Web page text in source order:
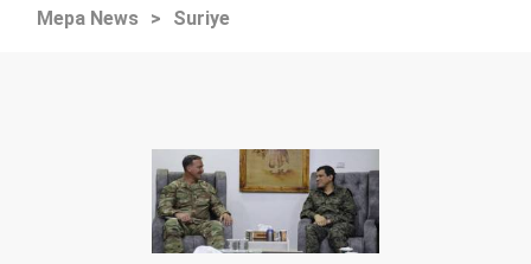
Mepa News > Suriye